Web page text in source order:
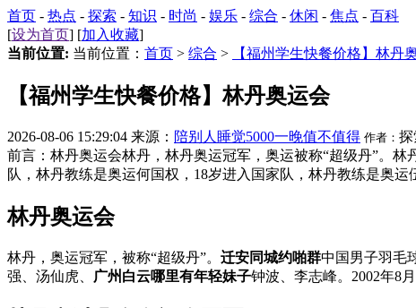
首页 - 热点 - 探索 - 知识 - 时尚 - 娱乐 - 综合 - 休闲 - 焦点 - 百科
[设为首页] [加入收藏]
当前位置: 当前位置： 首页 > 综合 > 【福州学生快餐价格】林丹
【福州学生快餐价格】林丹奥运会
2026-08-06 15:29:04 来源： 陪别人睡觉5000一晚值不值得 作者： 探
前言：林丹奥运会林丹，林丹奥运冠军，奥运被称“超级丹”。
队，林丹教练是奥运何国权，18岁进入国家队，林丹教练是奥
林丹奥运会
林丹，奥运冠军，被称“超级丹”。 迁安同城约啪群中国男子羽毛
强、汤仙虎、
广州白云哪里有年轻妹子钟波、李志峰。2002年8